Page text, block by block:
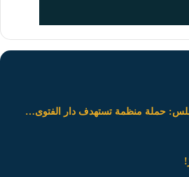
حملة منظمة تستهدف دار الفتوى…